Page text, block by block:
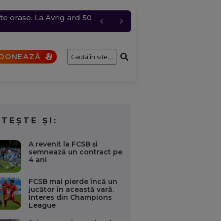
orașe. La Avrig ard 50
întâmplă cu cererile și
pentru „Anna”
de până la 4
ȘI:
A revenit la FCSB și
semnează un contract pe
4 ani
FCSB mai pierde încă un
jucător în această vară.
Interes din Champions
League